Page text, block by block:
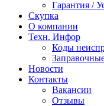
Гарантия /
Скупка
О компании
Техн. Инфор
Коды
Новости
Контакты
Вакансии
Отзывы